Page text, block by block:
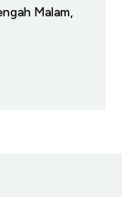
Malam,